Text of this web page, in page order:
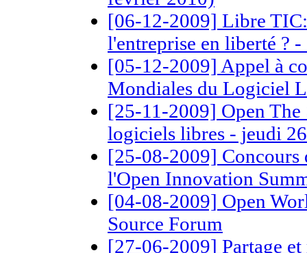
[06-12-2009] Libre
l'entreprise en liberté ?
[05-12-2009] Appel à
Mondiales du Logiciel
[25-11-2009] Open The
logiciels libres - jeudi
[25-08-2009] Concours
l'Open Innovation
[04-08-2009] Open
Source Forum
[27-06-2009] Partage